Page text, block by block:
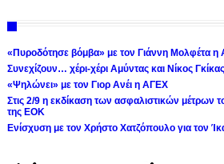
«Πυροδότησε βόμβα» με τον Γιάννη Μολφέτα η
Συνεχίζουν… χέρι-χέρι Αμύντας και Νίκος Γκίκας
«Ψηλώνει» με τον Γιορ Ανέι η ΑΓΕΧ
Στις 2/9 η εκδίκαση των ασφαλιστικών
της ΕΟΚ
Ενίσχυση με τον Χρήστο Χατζόπουλο για τον